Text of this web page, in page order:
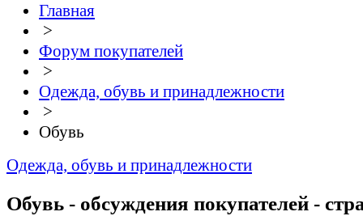
Главная
>
Форум покупателей
>
Одежда, обувь и принадлежности
>
Обувь
Одежда, обувь и принадлежности
Обувь - обсуждения покупателей -